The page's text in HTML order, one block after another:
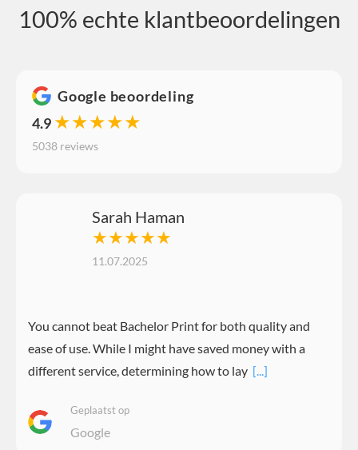
100% echte klantbeoordelingen
Google beoordeling
4.9 ★★★★★
5038 reviews
Sarah Haman
★★★★★
11.07.2025
You cannot beat Bachelor Print for both quality and
ease of use. While I might have saved money with a
different service, determining how to lay [...]
Geplaatst op
Google